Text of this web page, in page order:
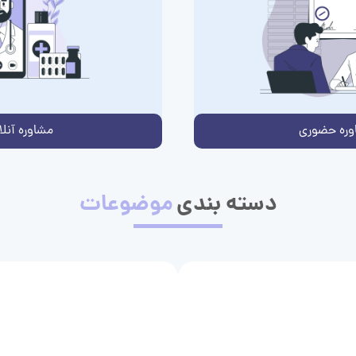
حضوری مشاوره
دسته بندیموضوعات